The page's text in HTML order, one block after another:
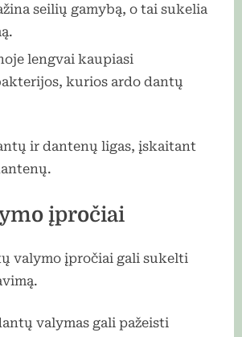
seilių gamybą, o tai sukelia
lengvai kaupiasi
kurios ardo dantų
ir dantenų ligas, įskaitant
įpročiai
valymo įpročiai gali sukelti
valymas gali pažeisti